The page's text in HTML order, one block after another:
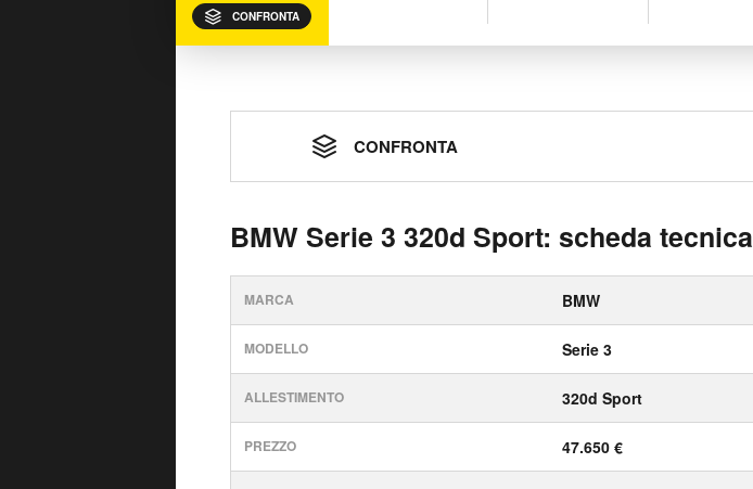
CONFRONTA
CONFRONTA
BMW Serie 3 320d Sport: scheda tecnica
MARCA BMW
MODELLO Serie 3
ALLESTIMENTO 320d Sport
PREZZO 47.650 €